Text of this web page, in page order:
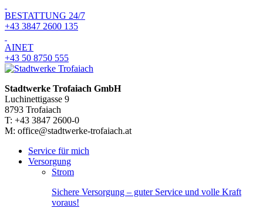
BESTATTUNG 24/7
+43 3847 2600 135
AINET
+43 50 8750 555
Stadtwerke Trofaiach GmbH
Luchinettigasse 9
8793 Trofaiach
T: +43 3847 2600-0
M: office@stadtwerke-trofaiach.at
Service für mich
Versorgung
Strom
Sichere Versorgung – guter Service und volle Kraft
voraus!